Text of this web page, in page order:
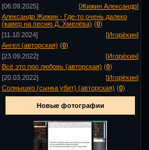
[06.09.2025]
[Жижин Александр]
Александр Жижин - Где-то очень далеко
(кавер на песню Д. Хмелёва) (0)
[11.10.2024]
[Игорёхин]
Ангел (авторская) (0)
[23.09.2022]
[Игорёхин]
Всё это про любовь (авторская) (0)
[20.03.2022]
[Игорёхин]
Солнышко (сынка убит) (авторская) (0)
Новые фотографии